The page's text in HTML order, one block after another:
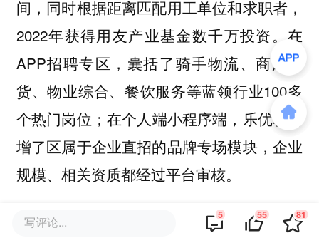
间，同时根据距离匹配用工单位和求职者，
2022年获得用友产业基金数千万投资。在
APP招聘专区，囊括了骑手物流、商超百
货、物业综合、餐饮服务等蓝领行业100多
个热门岗位；在个人端小程序端，乐优聘新
增了区属于企业直招的品牌专场模块，企业
规模、相关资质都经过平台审核。
抖聘
写评论... 5 55 81